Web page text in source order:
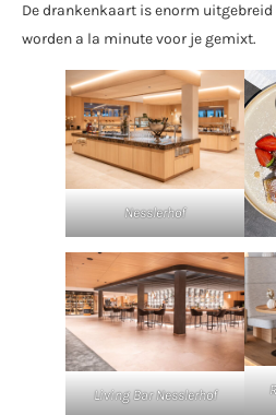
De drankenkaart is enorm
worden a la minute voor je gemixt.
Nesslerhof
Living Bar Nesslerhof